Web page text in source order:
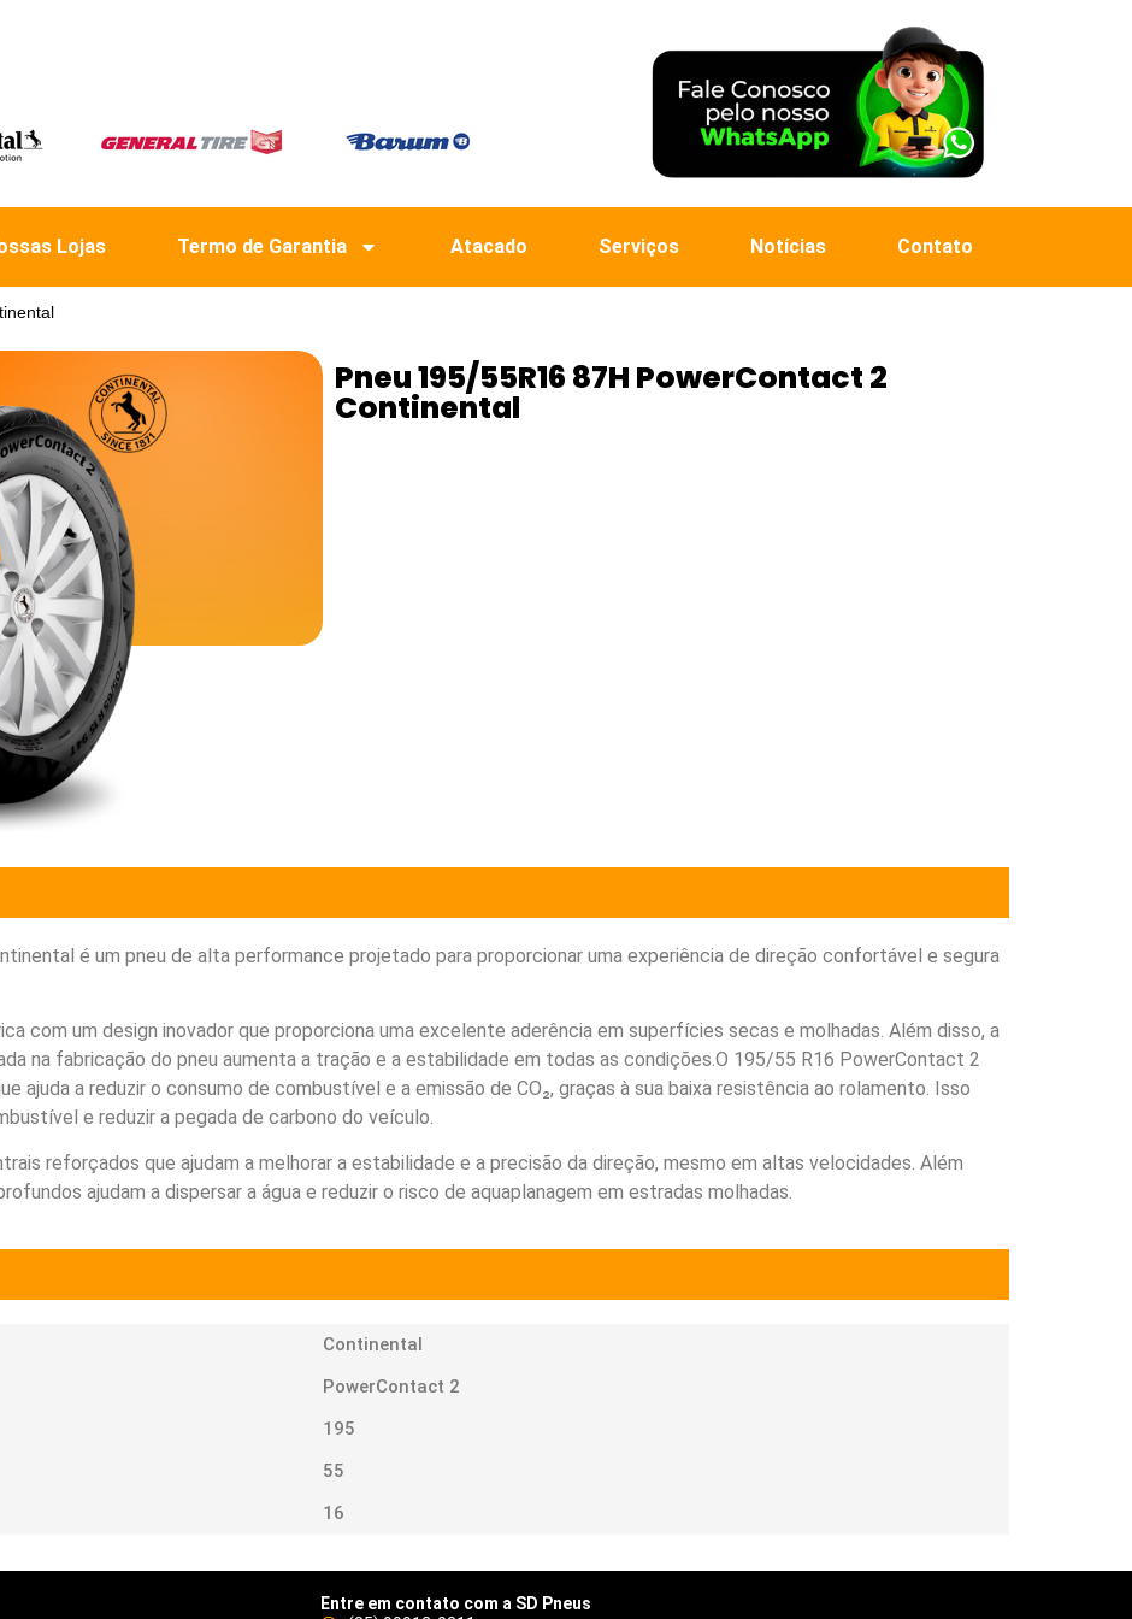
Lojas Termo de Garantia Atacado Serviços Notícias Contato
Pneu 195/55R16 87H PowerContact 2
Continental
é um pneu de alta performance projetado para proporcionar uma experiência de direção confortável e segura
com um design inovador que proporciona uma excelente aderência em superfícies secas e molhadas. Além disso, a
na fabricação do pneu aumenta a tração e a estabilidade em todas as condições.O 195/55 R16 PowerContact 2
ajuda a reduzir o consumo de combustível e a emissão de CO₂, graças à sua baixa resistência ao rolamento. Isso
e reduzir a pegada de carbono do veículo.
reforçados que ajudam a melhorar a estabilidade e a precisão da direção, mesmo em altas velocidades. Além
ajudam a dispersar a água e reduzir o risco de aquaplanagem em estradas molhadas.
Continental
PowerContact 2
195
55
16
Entre em contato com a SD Pneus